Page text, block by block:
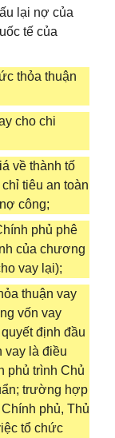
lại nợ của
tế của
thỏa thuận
cho chi
về thành tố
tiêu an toàn
công;
phủ phê
của chương
vay lại);
thuận vay
vốn vay
định đầu
vay là điều
phủ trình Chủ
trường hợp
phủ, Thủ
tổ chức